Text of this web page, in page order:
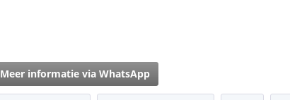
Meer informatie via WhatsApp